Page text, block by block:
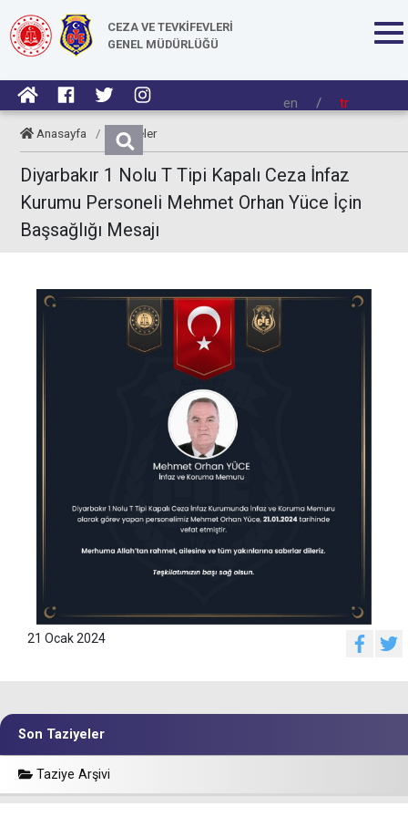
CEZA VE TEVKİFEVLERİ
GENEL MÜDÜRLÜĞÜ
en / tr
Anasayfa / Taziyeler
Diyarbakır 1 Nolu T Tipi Kapalı Ceza İnfaz
Kurumu Personeli Mehmet Orhan Yüce İçin
Başsağlığı Mesajı
21 Ocak 2024
Son Taziyeler
Taziye Arşivi